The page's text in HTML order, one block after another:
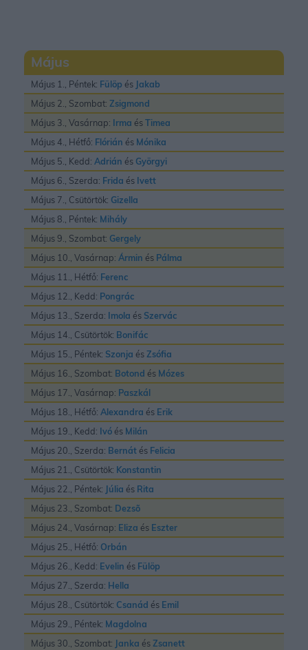
Május
Május 1., Péntek: Fülöp és Jakab
Május 2., Szombat: Zsigmond
Május 3., Vasárnap: Irma ésTimea
Május 4., Hétfő: Flórián és Mónika
Május 5., Kedd: Adrián és Györgyi
Május 6., Szerda: Frida és Ivett
Május 7., Csütörtök: Gizella
Május 8., Péntek: Mihály
Május 9., Szombat: Gergely
Május 10., Vasárnap: Ármin és Pálma
Május 11., Hétfő: Ferenc
Május 12., Kedd: Pongrác
Május 13., Szerda: Imola és Szervác
Május 14., Csütörtök: Bonifác
Május 15., Péntek: Szonja ésZsófia
Május 16., Szombat: Botond és Mózes
Május 17., Vasárnap: Paszkál
Május 18., Hétfő: Alexandra és Erik
Május 19., Kedd: Ivó és Milán
Május 20., Szerda: Bernát és Felicia
Május 21., Csütörtök: Konstantin
Május 22., Péntek: Júlia és Rita
Május 23., Szombat: Dezsõ
Május 24., Vasárnap: Eliza és Eszter
Május 25., Hétfő: Orbán
Május 26., Kedd: Evelin és Fülöp
Május 27., Szerda: Hella
Május 28., Csütörtök: Csanád és Emil
Május 29., Péntek: Magdolna
Május 30., Szombat: Janka ésZsanett